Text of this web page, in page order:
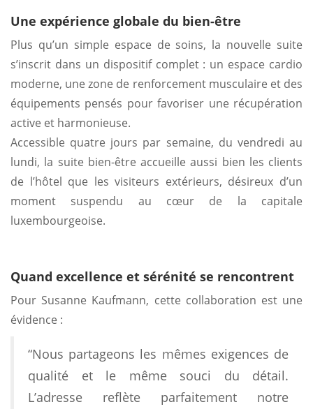
Une expérience globale du bien-être
Plus qu’un simple espace de soins, la nouvelle suite
s’inscrit dans un dispositif complet : un espace cardio
moderne, une zone de renforcement musculaire et des
équipements pensés pour favoriser une récupération
active et harmonieuse.
Accessible quatre jours par semaine, du vendredi au
lundi, la suite bien-être accueille aussi bien les clients
de l’hôtel que les visiteurs extérieurs, désireux d’un
moment suspendu au cœur de la capitale
luxembourgeoise.
Quand excellence et sérénité se rencontrent
Pour Susanne Kaufmann, cette collaboration est une
évidence :
“Nous partageons les mêmes exigences de
qualité et le même souci du détail.
L’adresse reflète parfaitement notre